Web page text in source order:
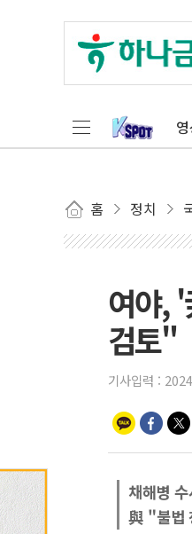
홈 정치
여야,
검토"
기사입력 :
채해병
與 "불법